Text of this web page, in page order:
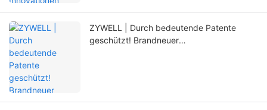
ZYWELL | Durch bedeutende Patente
geschützt! Brandneuer